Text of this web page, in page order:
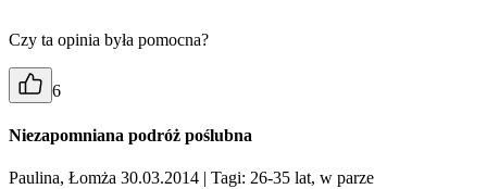
Czy ta opinia była pomocna?
6
Niezapomniana podróż poślubna
Paulina, Łomża 30.03.2014 | Tagi: 26-35 lat, w parze